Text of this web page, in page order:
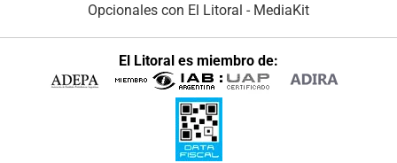
Opcionales con El Litoral - MediaKit
El Litoral es miembro de: